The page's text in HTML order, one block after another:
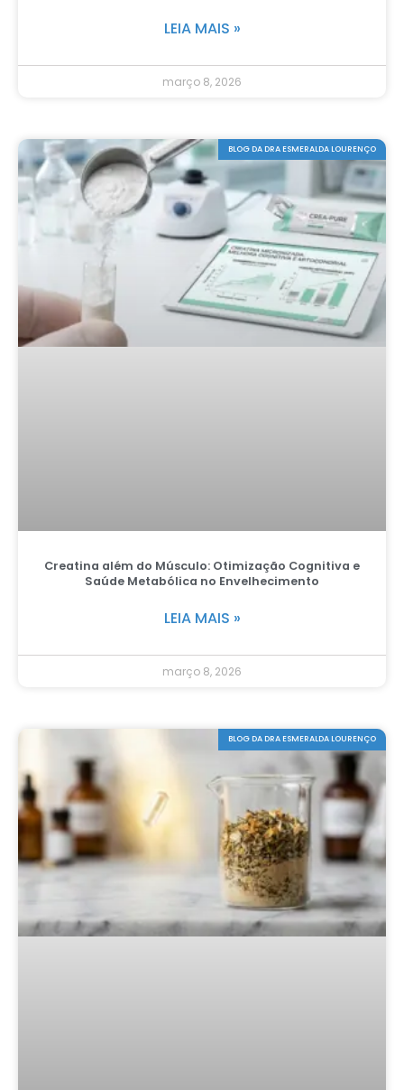
LEIA MAIS »
março 8, 2026
BLOG DA DRA ESMERALDA LOURENÇO
Creatina além do Músculo: Otimização Cognitiva e
Saúde Metabólica no Envelhecimento
LEIA MAIS »
março 8, 2026
BLOG DA DRA ESMERALDA LOURENÇO